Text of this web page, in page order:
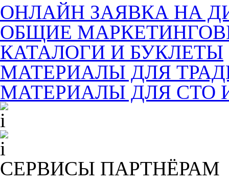
ОНЛАЙН ЗАЯВКА НА
ОБЩИЕ
КАТАЛОГИ И БУКЛЕТЫ
МАТЕРИАЛЫ ДЛЯ
МАТЕРИАЛЫ ДЛЯ СТО
СЕРВИСЫ ПАРТНЁРАМ